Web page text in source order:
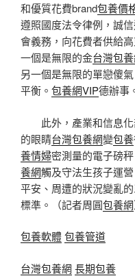
和優質花費brand包養價
遵照國度法令律例，誠
會義務，向花費者供給
一個是無限的金台灣包
另一個是無限的單戀傻
平衡。 包養網VIP德辦事
此外，產業和信息
的眼睛台灣包養網變包養
養情婦密測量的電子磅
養網觸及守法生孩子運
平安、周遭的狀況變亂
標準。（記者周圓包養網
包養軟體包養管道
台灣包養網 長期包養